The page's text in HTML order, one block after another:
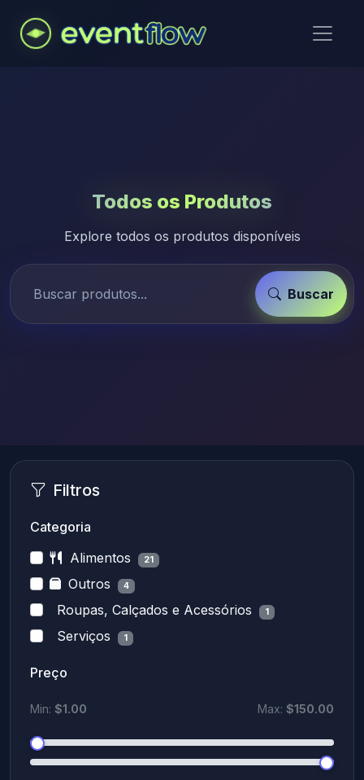
Todos os Produtos
Explore todos os produtos disponíveis
Buscar
Filtros
Categoria
Alimentos
21
Outros 4
Roupas, Calçados e Acessórios 1
Serviços 1
Preço
Min: $1.00 Max: $150.00